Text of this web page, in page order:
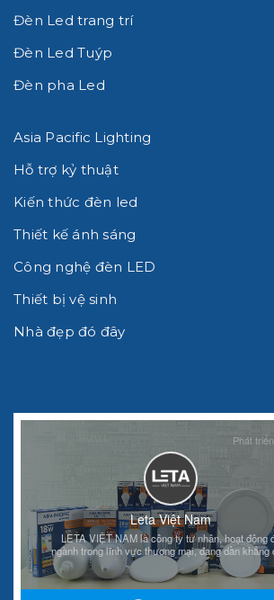
Đèn Led trang trí
Đèn Led Tuýp
Đèn pha Led
Asia Pacific Lighting
Hỗ trợ kỷ thuật
Kiến thức đèn led
Thiết kế ánh sáng
Công nghệ đèn LED
Thiết bị vệ sinh
Nhà đẹp đó đây